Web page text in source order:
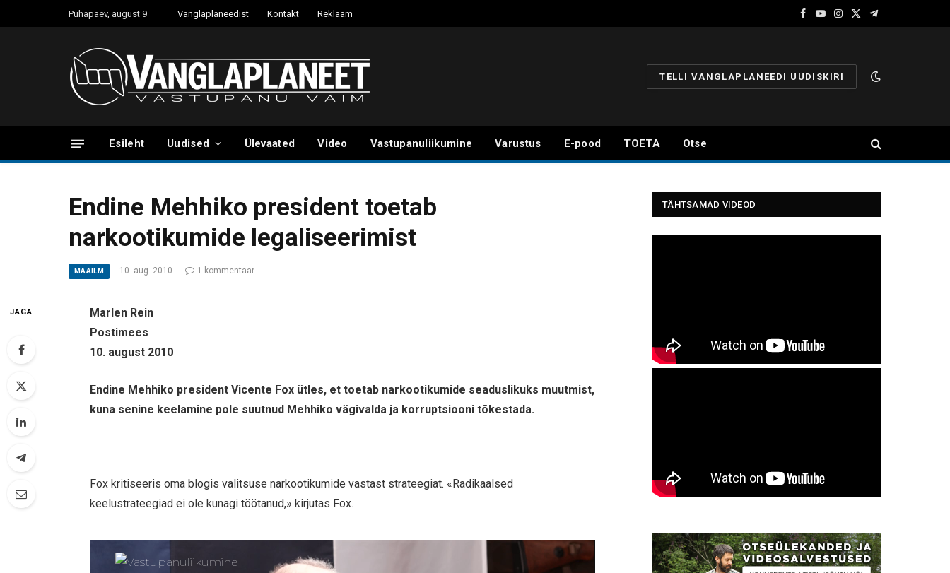
Pühapäev, august 9 Vanglaplaneedist Kontakt Reklaam
Facebook
YouTube
Instagram
X
Telegram
TELLI VANGLAPLANEEDI UUDISKIRI
Esileht Uudised Ülevaated Video Vastupanuliikumine Varustus E-pood TOETA Otse
Endine Mehhiko president toetab
narkootikumide legaliseerimist
MAAILM 10. aug. 2010 1 kommentaar
JAGA
Marlen Rein
Postimees
10. august 2010
Endine Mehhiko president Vicente Fox ütles, et toetab narkootikumide seaduslikuks muutmist,
kuna senine keelamine pole suutnud Mehhiko vägivalda ja korruptsiooni tõkestada.
Fox kritiseeris oma blogis valitsuse narkootikumide vastast strateegiat. «Radikaalsed
keelustrateegiad ei ole kunagi töötanud,» kirjutas Fox.
TÄHTSAMAD VIDEOD